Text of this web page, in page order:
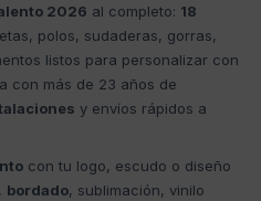
2026 al completo: 18
polos, sudaderas, gorras,
listos para personalizar con
con más de 23 años de
y envíos rápidos a
con tu logo, escudo o diseño
, bordado, sublimación, vinilo